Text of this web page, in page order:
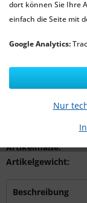
40,00 € *
Lieferzeit 1-3
Artikelmaße:
Artikelgewicht:
Beschreibung
dort können Sie Ihre
einfach die Seite mit
Google Analytics:
Nur